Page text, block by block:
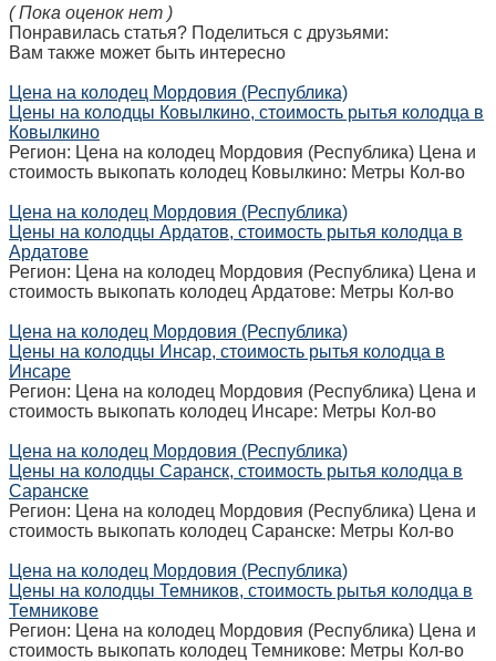
( Пока оценок нет )
Понравилась статья? Поделиться с друзьями:
Вам также может быть интересно
Цена на колодец Мордовия (Республика)
Цены на колодцы Ковылкино, стоимость рытья колодца в
Ковылкино
Регион: Цена на колодец Мордовия (Республика) Цена и
стоимость выкопать колодец Ковылкино: Метры Кол-во
Цена на колодец Мордовия (Республика)
Цены на колодцы Ардатов, стоимость рытья колодца в
Ардатове
Регион: Цена на колодец Мордовия (Республика) Цена и
стоимость выкопать колодец Ардатове: Метры Кол-во
Цена на колодец Мордовия (Республика)
Цены на колодцы Инсар, стоимость рытья колодца в
Инсаре
Регион: Цена на колодец Мордовия (Республика) Цена и
стоимость выкопать колодец Инсаре: Метры Кол-во
Цена на колодец Мордовия (Республика)
Цены на колодцы Саранск, стоимость рытья колодца в
Саранске
Регион: Цена на колодец Мордовия (Республика) Цена и
стоимость выкопать колодец Саранске: Метры Кол-во
Цена на колодец Мордовия (Республика)
Цены на колодцы Темников, стоимость рытья колодца в
Темникове
Регион: Цена на колодец Мордовия (Республика) Цена и
стоимость выкопать колодец Темникове: Метры Кол-во